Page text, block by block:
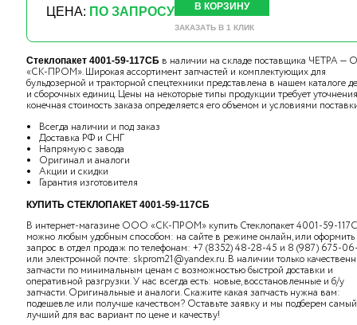
ЦЕНА: ПО ЗАПРОСУ В КОРЗИНУ
ЗАКАЗАТЬ В 1 КЛИК
Стеклопакет 4001-59-117СБв наличии на складе поставщика ЧЕТРА
«СК-ПРОМ». Широкая ассортимент запчастей и комплектующих для
бульдозерной и тракторной спецтехники представлена в нашем каталоге
и сборочных единиц. Цены на некоторые типы продукции требует
конечная стоимость заказа определяется его объемом и условиями
Всегда наличии и под заказ
Доставка РФ и СНГ
Напрямую с завода
Оригинал и аналоги
Акции и скидки
Гарантия изготовителя
КУПИТЬ СТЕКЛОПАКЕТ 4001-59-117СБ
В интернет-магазине ООО «СК-ПРОМ» купить Стеклопакет 4001-59-
можно любым удобным способом: на сайте в режиме онлайн, или оформить
запрос в отдел продаж по телефонам: +7 (8352) 48-28-45 и 8 (987) 675-
или электронной почте: skprom21@yandex.ru. В наличии только
запчасти по минимальным ценам с возможностью быстрой доставки и
оперативной разгрузки. У нас всегда есть: новые, восстановленные и б/у
запчасти. Оригинальные и аналоги. Скажите какая запчасть нужна вам:
подешевле или получше качеством? Оставьте заявку и мы подберем самый
лучший для вас вариант по цене и качеству!